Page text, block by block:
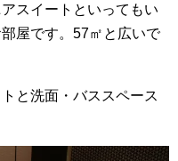
スイートといってもい
屋です。57㎡と広いで
と洗面・バススペース